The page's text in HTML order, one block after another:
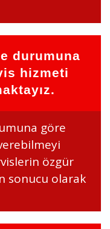
durumuna
hizmeti
göre
özgür
sonucu olarak